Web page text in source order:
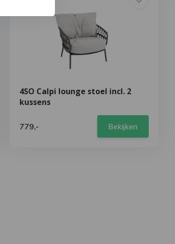
4SO Calpi lounge stoel incl. 2
kussens
779,- Bekijken